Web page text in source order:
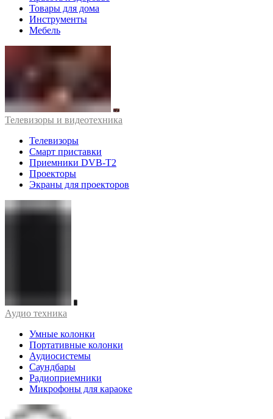
Товары для дома
Инструменты
Мебель
Телевизоры и видеотехника
Телевизоры
Смарт приставки
Приемники DVB-T2
Проекторы
Экраны для проекторов
Аудио техника
Умные колонки
Портативные колонки
Аудиосистемы
Саундбары
Радиоприемники
Микрофоны для караоке